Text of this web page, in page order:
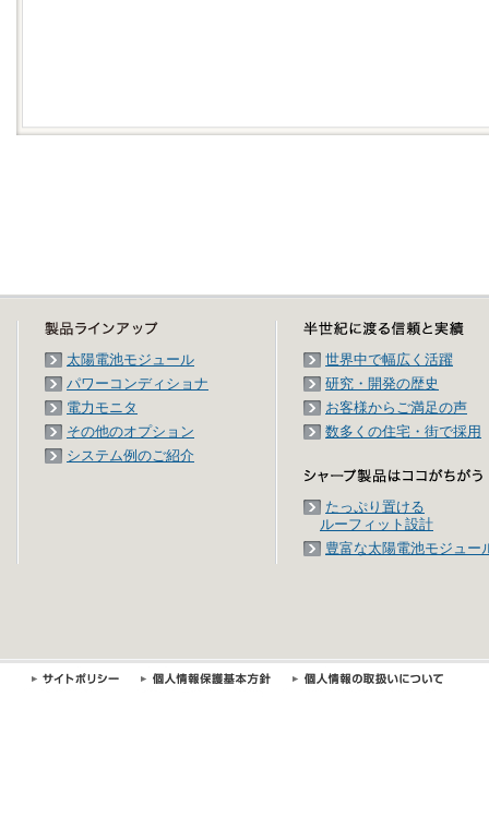
太陽電池モジュール
パワーコンディショナ
電力モニタ
その他のオプション
システム例のご紹介
世界中で幅広く活躍
研究・開発の歴史
お客様からご満足の声
数多くの住宅・街で採用
たっぷり置ける
ルーフィット設計
豊富な太陽電池モジュー